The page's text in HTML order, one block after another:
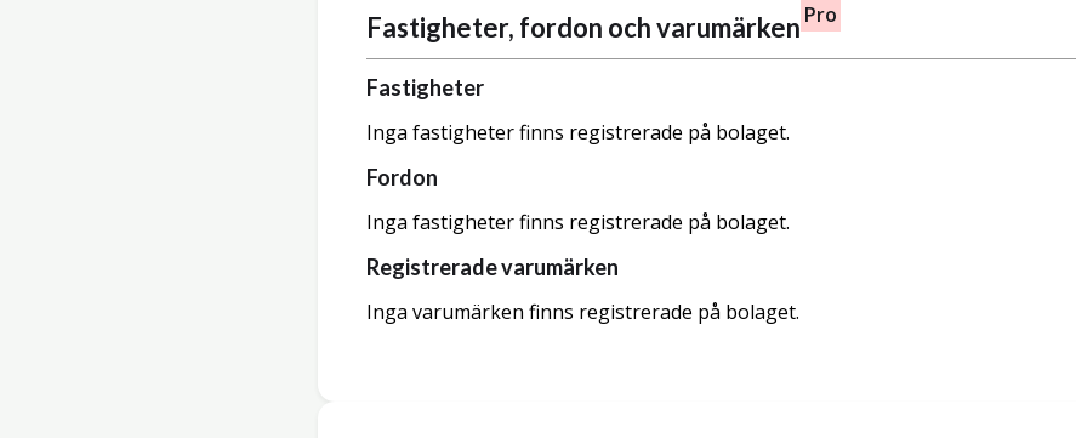
Fastigheter, fordon och varumärken Pro
Fastigheter
Inga fastigheter finns registrerade på bolaget.
Fordon
Inga fastigheter finns registrerade på bolaget.
Registrerade varumärken
Inga varumärken finns registrerade på bolaget.